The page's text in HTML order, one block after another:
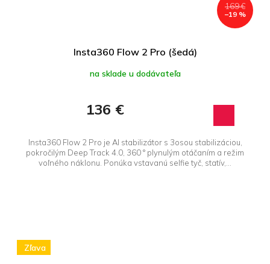
169 €
–19 %
Insta360 Flow 2 Pro (šedá)
na sklade u dodávateľa
136 €
Insta360 Flow 2 Pro je AI stabilizátor s 3osou stabilizáciou,
pokročilým Deep Track 4.0, 360 ° plynulým otáčaním a režim
voľného náklonu. Ponúka vstavanú selfie tyč, statív,...
Zľava